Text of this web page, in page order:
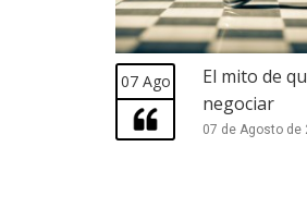
07 Ago
El mito de
negociar
07 de Agosto de